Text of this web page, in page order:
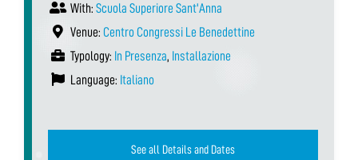
With: Scuola Superiore Sant'Anna
Venue: Centro Congressi Le Benedettine
Typology: In Presenza, Installazione
Language: Italiano
See all Details and Dates